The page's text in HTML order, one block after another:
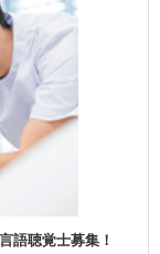
語聴覚士募集！